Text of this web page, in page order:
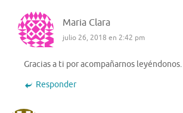
Maria Clara
julio 26, 2018 en 2:42 pm
Gracias a ti por acompañarnos
Responder